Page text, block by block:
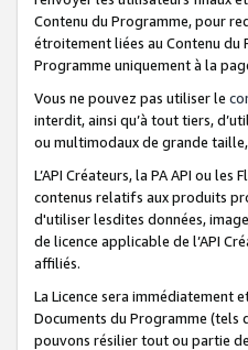
Contenu du Programme, pour
étroitement liées au Contenu du
Programme uniquement à la
Vous ne pouvez pas utiliser le
interdit, ainsi qu’à tout tiers,
ou multimodaux de grande
L’API Créateurs, la PA API ou
contenus relatifs aux produits
d'utiliser lesdites données,
de licence applicable de l’API
affiliés.
La Licence sera immédiatement
Documents du Programme (tels
pouvons résilier tout ou partie